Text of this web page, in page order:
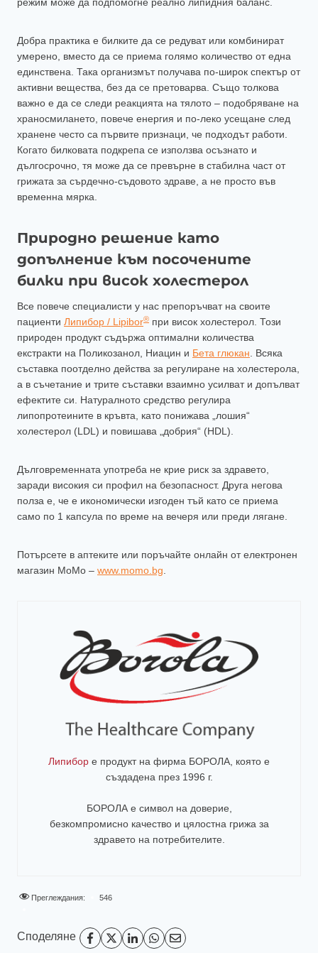
Добра практика е билките да се редуват или комбинират
умерено, вместо да се приема голямо количество от една
единствена. Така организмът получава по-широк спектър от
активни вещества, без да се претоварва. Също толкова
важно е да се следи реакцията на тялото – подобряване на
храносмилането, повече енергия и по-леко усещане след
хранене често са първите признаци, че подходът работи.
Когато билковата подкрепа се използва осъзнато и
дългосрочно, тя може да се превърне в стабилна част от
грижата за сърдечно-съдовото здраве, а не просто във
временна мярка.
Природно решение като
допълнение към посочените
билки при висок холестерол
Все повече специалисти у нас препоръчват на своите
пациенти Липибор / Lipibor® при висок холестерол. Този
природен продукт съдържа оптимални количества
екстракти на Поликозанол, Ниацин и Бета глюкан . Всяка
съставка поотделно действа за регулиране на холестерола,
а в съчетание и трите съставки взаимно усилват и допълват
ефектите си. Натуралното средство регулира
липопротеините в кръвта, като понижава „лошия“
холестерол (LDL) и повишава „добрия“ (HDL).
Дълговременната употреба не крие риск за здравето,
заради високия си профил на безопасност. Друга негова
полза е, че е икономически изгоден тъй като се приема
само по 1 капсула по време на вечеря или преди лягане.
Потърсете в аптеките или поръчайте онлайн от електронен
магазин МоМо – www.momo.bg
Липибор е продукт на фирма БОРОЛА , която е
създадена през 1996 г.
БОРОЛА е символ на доверие,
безкомпромисно качество и цялостна грижа за
здравето на потребителите
Преглеждания: 546
Споделяне